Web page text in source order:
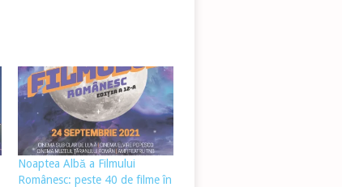
Noaptea Albă a Filmului
Românesc: peste 40 de filme în